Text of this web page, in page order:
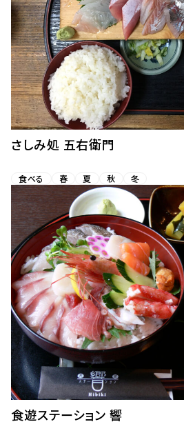
さしみ処 五右衛門
食べる 春 夏 秋 冬
食遊ステーション 響